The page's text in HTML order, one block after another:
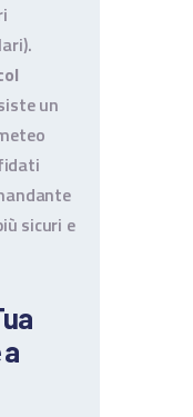
un
sicuri e